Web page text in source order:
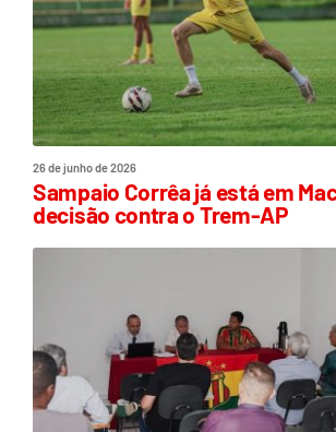
26 de junho de 2026
Sampaio Corrêa já está em
decisão contra o Trem-AP